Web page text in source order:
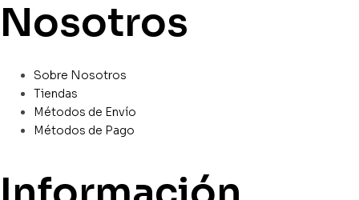
Nosotros
Sobre Nosotros
Tiendas
Métodos de Envío
Métodos de Pago